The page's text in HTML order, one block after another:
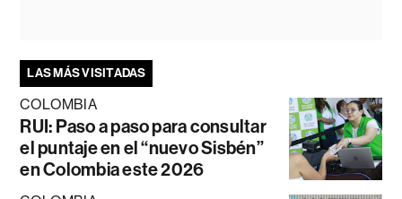
LAS MÁS VISITADAS
COLOMBIA
RUI: Paso a paso para consultar
el puntaje en el “nuevo Sisbén”
en Colombia este 2026